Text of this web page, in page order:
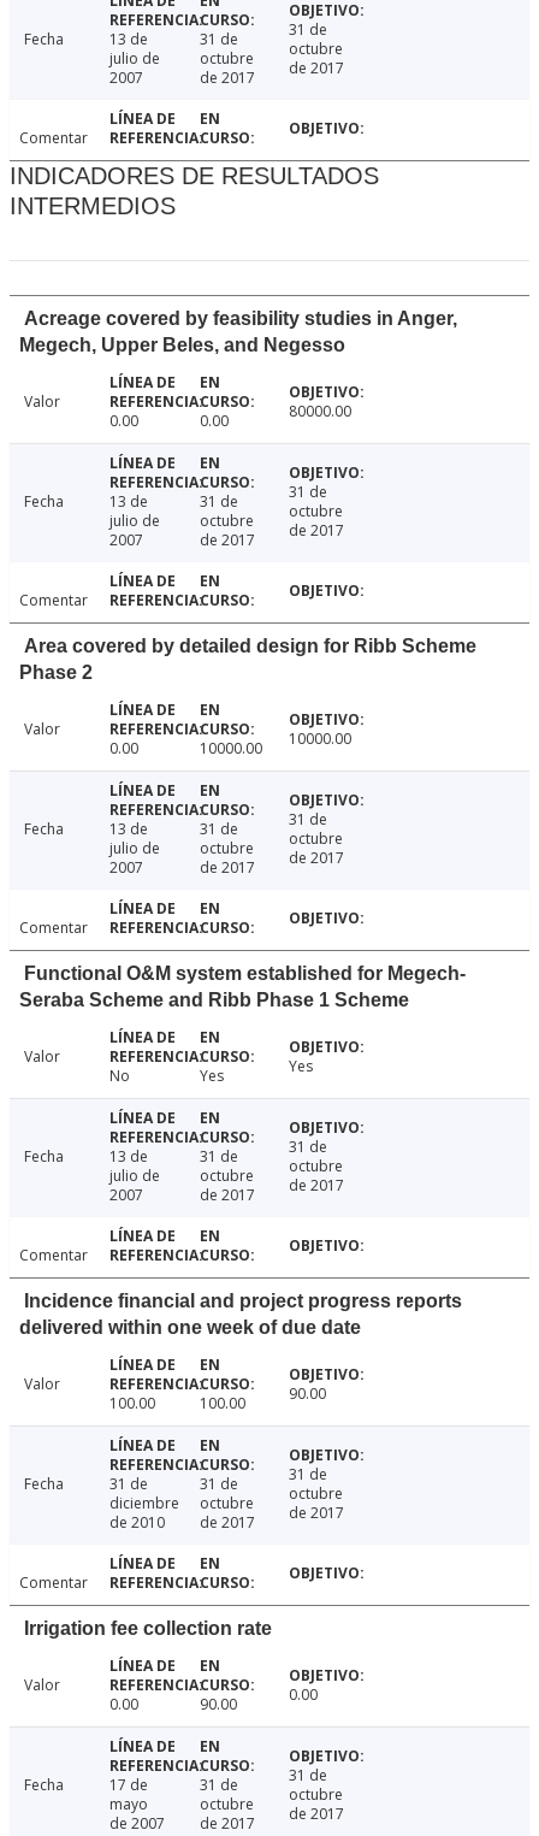
Fecha
13 de
julio de
2007
31 de
octubre
de 2017
31 de
octubre
de 2017
Comentar
INDICADORES DE RESULTADOS
INTERMEDIOS
Acreage covered by feasibility studies in Anger,
Megech, Upper Beles, and Negesso
Valor
0.00
0.00 80000.00
Fecha
13 de
julio de
2007
31 de
octubre
de 2017
31 de
octubre
de 2017
Comentar
Area covered by detailed design for Ribb Scheme
Phase 2
Valor
0.00
10000.00 10000.00
Fecha
13 de
julio de
2007
31 de
octubre
de 2017
31 de
octubre
de 2017
Comentar
Functional O&M system established for Megech-
Seraba Scheme and Ribb Phase 1 Scheme
Valor
No
Yes Yes
Fecha
13 de
julio de
2007
31 de
octubre
de 2017
31 de
octubre
de 2017
Comentar
Incidence financial and project progress reports
delivered within one week of due date
Valor
100.00
100.00 90.00
Fecha
31 de
diciembre
de 2010
31 de
octubre
de 2017
31 de
octubre
de 2017
Comentar
Irrigation fee collection rate
Valor
0.00
90.00 0.00
Fecha
17 de
mayo
de 2007
31 de
octubre
de 2017
31 de
octubre
de 2017